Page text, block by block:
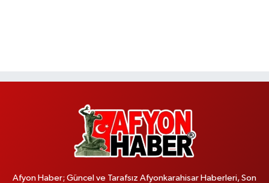
Afyon Haber; Güncel ve Tarafsız Afyonkarahisar Haberleri, Son